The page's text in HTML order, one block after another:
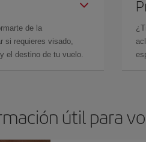
de la
si requieres visado,
el destino de tu vuelo.
útil para